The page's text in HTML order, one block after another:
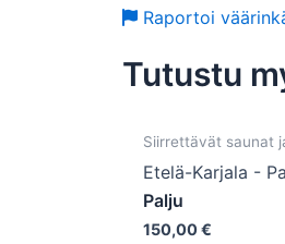
Raportoi
Tutustu
Siirrettävät saunat
Etelä-Karjala -
Palju
150,00€